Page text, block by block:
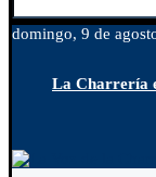
domingo, 9 de
La Charrería